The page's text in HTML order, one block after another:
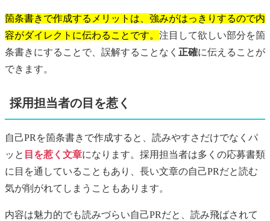
箇条書きで作成するメリットは、強みがはっきりするので内
容がダイレクトに伝わることです。 注目して欲しい部分を箇
条書きにすることで、誤解することなく 正確に伝えることが
できます。
採用担当者の目を惹く
自己PRを箇条書きで作成すると、読みやすさだけでなくパ
ッと 目を惹く文章になります。採用担当者は多くの応募書類
に目を通していることもあり、長い文章の自己PRだと読む
気が削がれてしまうこともあります。
内容は魅力的でも読みづらい自己PRだと、読み飛ばされて